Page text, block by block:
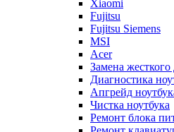
Xiaomi
Fujitsu
Fujitsu Siemens
MSI
Acer
Замена жесткого
Диагностика
Апгрейд
Чистка ноутбука
Ремонт блока